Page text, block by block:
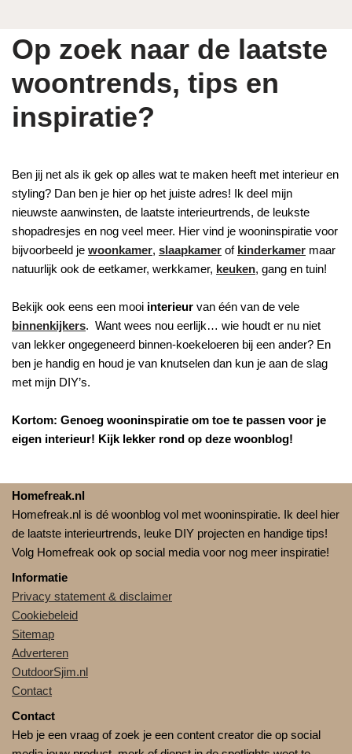
Op zoek naar de laatste
woontrends, tips en
inspiratie?
Ben jij net als ik gek op alles wat te maken heeft met interieur en
styling? Dan ben je hier op het juiste adres! Ik deel mijn
nieuwste aanwinsten, de laatste interieurtrends, de leukste
shopadresjes en nog veel meer. Hier vind je wooninspiratie voor
bijvoorbeeld je woonkamer, slaapkamer of kinderkamer maar
natuurlijk ook de eetkamer, werkkamer, keuken, gang en tuin!
Bekijk ook eens een mooi interieur van één van de vele
binnenkijkers. Want wees nou eerlijk… wie houdt er nu niet
van lekker ongegeneerd binnen-koekeloeren bij een ander? En
ben je handig en houd je van knutselen dan kun je aan de slag
met mijn DIY’s.
Kortom: Genoeg wooninspiratie om toe te passen voor je
eigen interieur! Kijk lekker rond op deze woonblog!
Homefreak.nl
Homefreak.nl is dé woonblog vol met wooninspiratie. Ik deel hier
de laatste interieurtrends, leuke DIY projecten en handige tips!
Volg Homefreak ook op social media voor nog meer inspiratie!
Informatie
Privacy statement & disclaimer
Cookiebeleid
Sitemap
Adverteren
OutdoorSjim.nl
Contact
Contact
Heb je een vraag of zoek je een content creator die op social